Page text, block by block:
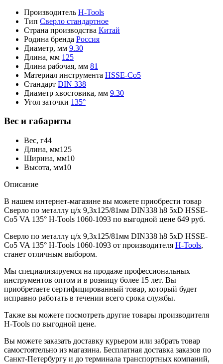
Производитель H-Tools
Тип Сверло стандартное
Страна производства Китай
Родина бренда Россия
Диаметр, мм 9.30
Длина, мм 125
Длина рабочая, мм 81
Материал инструмента HSSE-Co5
Стандарт DIN 338
Диаметр хвостовика, мм 9.30
Угол заточки 135°
Вес и габариты
Вес, г44
Длина, мм125
Ширина, мм10
Высота, мм10
Описание
В нашем интернет-магазине вы можете приобрести товар
Сверло по металлу ц/х 9,3x125/81мм DIN338 h8 5xD HSSE-
Co5 VA 135° H-Tools 1060-1093 по выгодной цене 649 руб.
Сверло по металлу ц/х 9,3x125/81мм DIN338 h8 5xD HSSE-
Co5 VA 135° H-Tools 1060-1093 от производителя H-Tools,
станет отличным выбором.
Мы специализируемся на продаже профессиональных
инструментов оптом и в розницу более 15 лет. Вы
приобретаете сертифицированный товар, который будет
исправно работать в течении всего срока службы.
Также вы можете посмотреть другие товары производителя
H-Tools по выгодной цене.
Вы можете заказать доставку курьером или забрать товар
самостоятельно из магазина. Бесплатная доставка заказов по
Санкт-Петербургу и до терминала транспортных компаний,